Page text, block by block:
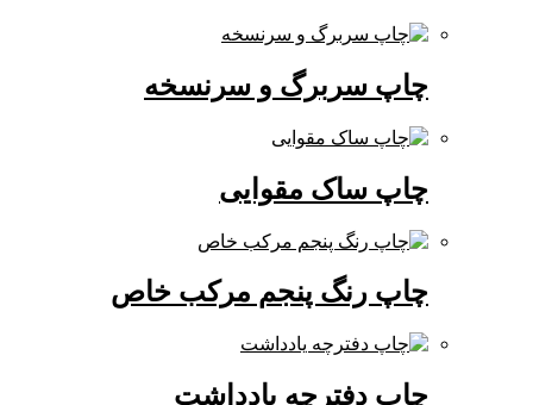
چاپ سربرگ و سرنسخه
چاپ ساک مقوایی
چاپ رنگ پنجم مرکب خاص
چاپ دفترچه یادداشت